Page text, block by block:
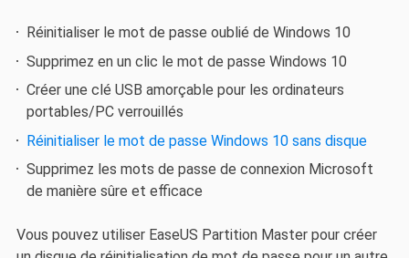
Réinitialiser le mot de passe oublié de Windows 10
Supprimez en un clic le mot de passe Windows 10
Créer une clé USB amorçable pour les ordinateurs
portables/PC verrouillés
Réinitialiser le mot de passe Windows 10 sans disque
Supprimez les mots de passe de connexion Microsoft
de manière sûre et efficace
Vous pouvez utiliser EaseUS Partition Master pour créer